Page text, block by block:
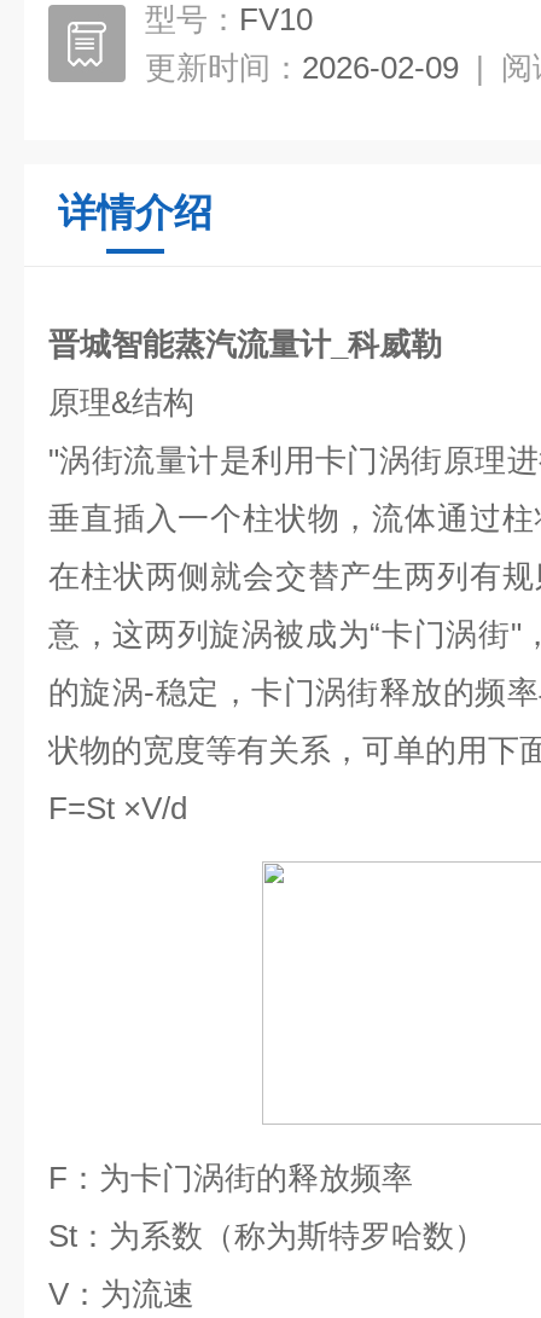
型号： FV10
更新时间： 2026-02-09 | 阅
详情介绍
晋城智能蒸汽流量计_科威勒
原理&结构
"涡街流量计是利用卡门涡街原理
垂直插入一个柱状物，流体通过
在柱状两侧就会交替产生两列有
意，这两列旋涡被成为“卡门涡街"
的旋涡-稳定，卡门涡街释放的频
状物的宽度等有关系，可单的用下
F=St ×V/d
F ：为卡门涡街的释放频率
St ：为系数（称为斯特罗哈数）
V ：为流速